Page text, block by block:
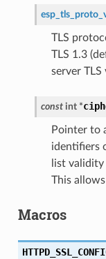
TLS
TLS 1.3
server
const int *
Pointer to
identifiers
list validity
This
Macros